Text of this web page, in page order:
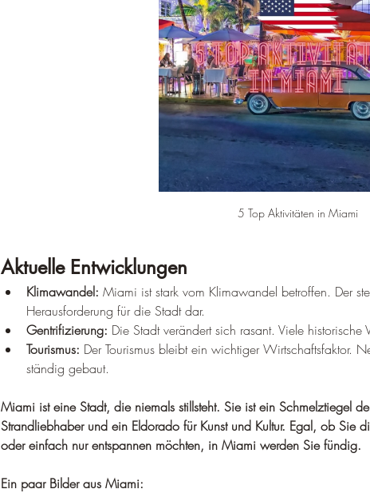
5 Top Aktivitäten in Miami
Aktuelle Entwicklungen
Klimawandel: Miami ist stark vom Klimawandel betroffen. Der
Herausforderung für die Stadt dar.
Gentrifizierung: Die Stadt verändert sich rasant. Viele
Tourismus: Der Tourismus bleibt ein wichtiger Wirtschaftsfaktor.
ständig gebaut.
Miami ist eine Stadt, die niemals stillsteht. Sie ist ein Schmelztiegel
Strandliebhaber und ein Eldorado für Kunst und Kultur. Egal, ob Sie
oder einfach nur entspannen möchten, in Miami werden Sie fündig.
Ein paar Bilder aus Miami: